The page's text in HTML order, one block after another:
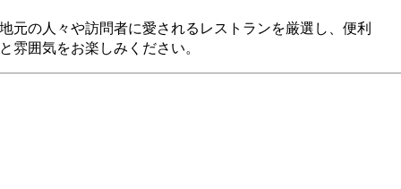
元の人々や訪問者に愛されるレストランを厳選し、便利
囲気をお楽しみください。